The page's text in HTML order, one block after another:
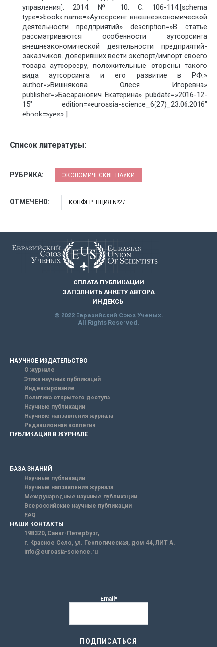
управления). 2014. № 10. С. 106-114.[schema
type=»book» name=»Аутсорсинг внешнеэкономической
деятельности предприятий» description=»В статье
рассматриваются особенности аутсорсинга
внешнеэкономической деятельности предприятий-
заказчиков, доверивших вести экспорт/импорт своего
товара аутсорсеру, положительные стороны такого
вида аутсорсинга и его развитие в РФ.»
author=»Вишнякова Олеся Игоревна»
publisher=»Басаранович Екатерина» pubdate=»2016-12-
15″ edition=»euroasia-science_6(27)_23.06.2016″
ebook=»yes» ]
Список литературы:
РУБРИКА: ЭКОНОМИЧЕСКИЕ НАУКИ
ОТМЕЧЕНО: КОНФЕРЕНЦИЯ №27
ОПЛАТА ПУБЛИКАЦИИ
ЗАПОЛНИТЬ АНКЕТУ АВТОРА
ИНДЕКСЫ
© 2022 Евразийский Союз Ученых.
All Rights Reserved.
НАУЧНОЕ ИЗДАТЕЛЬСТВО
О журнале
Этика научных публикаций
Индексирование
Политика открытого доступа
Научные публикации
Научные направления журнала
Редакционная коллегия
ПУБЛИКАЦИЯ В ЖУРНАЛЕ
БАЗА ЗНАНИЙ
Научные публикации
Научные направления журнала
Международные научные публикации
Всероссийские научные публикации
FAQ
НАШИ КОНТАКТЫ
198320, Санкт-Петербург,
г. Красное Село, ул. Геологическая, дом 44, ЛИТ А.
info@euroasia-science.ru
Email*